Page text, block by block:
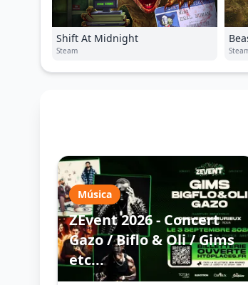
Shift At Midnight
Steam
Música
ZEvent 2026 - Concert
Gazo / Biflo & Oli / Gims
etc...